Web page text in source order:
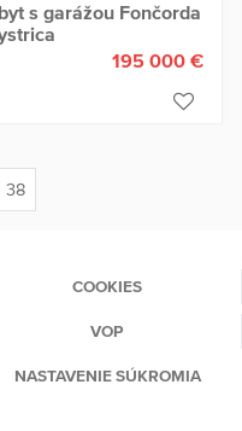
s garážou Fončorda
195 000 €
38
COOKIES
VOP
NASTAVENIE SÚKROMIA